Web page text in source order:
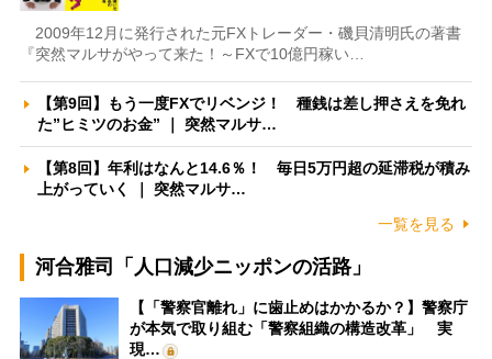
2009年12月に発行された元FXトレーダー・磯貝清明氏の著書
『突然マルサがやって来た！～FXで10億円稼い…
【第9回】もう一度FXでリベンジ！ 種銭は差し押さえを免れ
た”ヒミツのお金” ｜ 突然マルサ…
【第8回】年利はなんと14.6％！ 毎日5万円超の延滞税が積み
上がっていく ｜ 突然マルサ…
一覧を見る
河合雅司「人口減少ニッポンの活路」
【「警察官離れ」に歯止めはかかるか？】警察庁
が本気で取り組む「警察組織の構造改革」 実
現…